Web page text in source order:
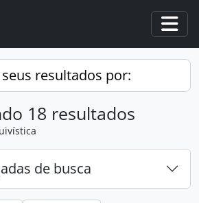
resultados por:
18 resultados
de busca